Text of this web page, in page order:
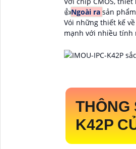
👍Ngoài ra sản
Vói những thiết kế
mạnh với nhiều tính
THÔNG
K42P